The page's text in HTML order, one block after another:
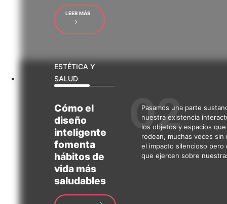
LEER MÁS
ESTÉTICA Y
SALUD
Cómoel
diseño
inteligente
fomenta
hábitos de
vida más
saludables
Pasamos una parte
nuestra existencia
los objetos y espacios
rodean, muchas veces sin
el impacto silencioso pero
que ejercen sobre